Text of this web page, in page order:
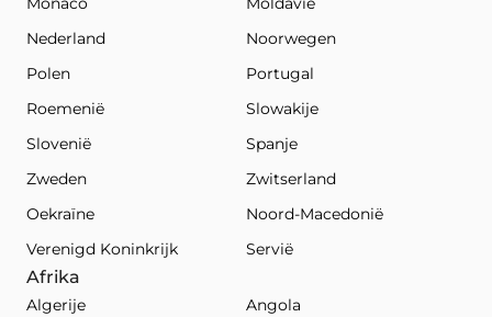
Nederland
Noorwegen
Polen
Portugal
Roemenië
Slowakije
Slovenië
Spanje
Zweden
Zwitserland
Oekraïne
Noord-Macedonië
Verenigd Koninkrijk
Servië
Afrika
Algerije
Angola